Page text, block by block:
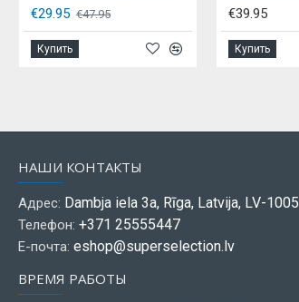
€29.95 €47.95
Купить
€39.95
Купить
НАШИ КОНТАКТЫ
Адрес: Dambja iela 3a, Rīga, Latvija, LV-1005
Телефон: +371 25555447
Е-почта: eshop@superselection.lv
ВРЕМЯ РАБОТЫ